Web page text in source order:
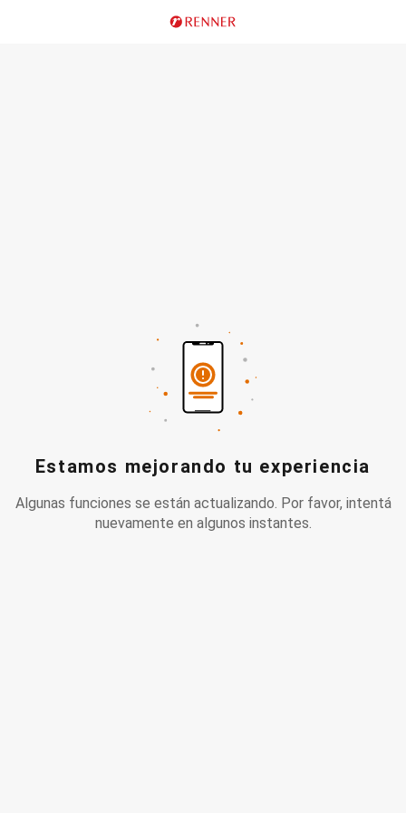
Estamos mejorando tu experiencia
Algunas funciones se están actualizando. Por favor, intentá
nuevamente en algunos instantes.